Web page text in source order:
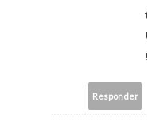
!
Responder